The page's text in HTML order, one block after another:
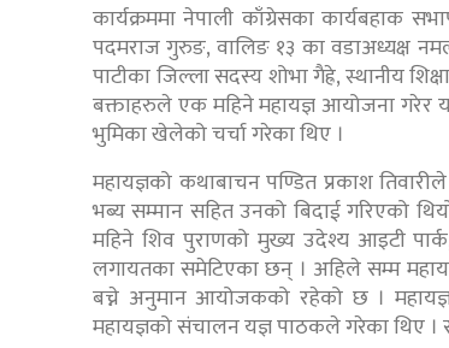
कार्यक्रममा नेपाली काँग्रेसका कार्यबहाक
पदमराज गुरुङ, वालिङ १३ का वडाअध्यक्ष
पाटीका जिल्ला सदस्य शोभा गैह्रे, स्थानीय
बक्ताहरुले एक महिने महायज्ञ आयोजना गरेर यस
भुमिका खेलेको चर्चा गरेका थिए ।
महायज्ञको कथाबाचन पण्डित प्रकाश
भब्य सम्मान सहित उनको बिदाई गरिएको
महिने शिव पुराणको मुख्य उदेश्य आइटी
लगायतका समेटिएका छन् । अहिले सम्म
बच्ने अनुमान आयोजकको रहेको छ । महायज्ञ
महायज्ञको संचालन यज्ञ पाठकले गरेका थिए